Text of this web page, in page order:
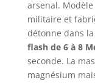
arsenal.
militaire et
détonne dans
flash de 6 à 8
seconde. La
magnésium